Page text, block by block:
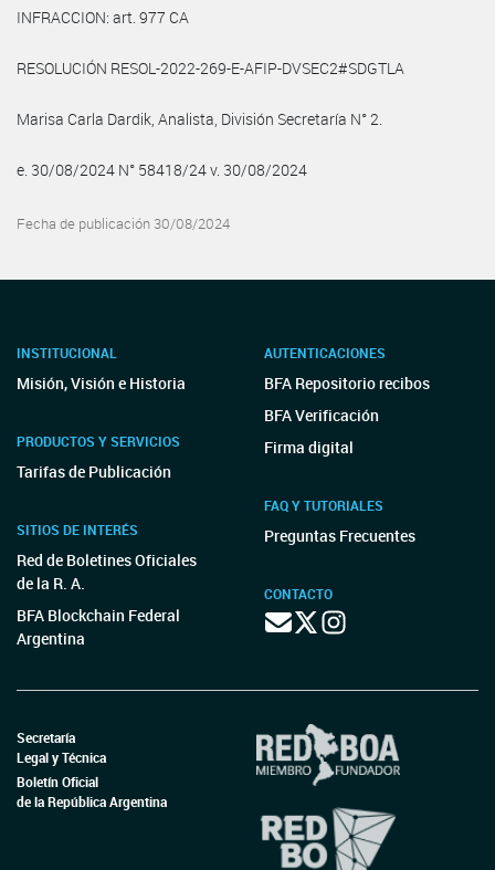
INFRACCION: art. 977 CA
RESOLUCIÓN RESOL-2022-269-E-AFIP-DVSEC2#SDGTLA
Marisa Carla Dardik, Analista, División Secretaría N° 2.
e. 30/08/2024 N° 58418/24 v. 30/08/2024
Fecha de publicación 30/08/2024
INSTITUCIONAL
Misión, Visión e Historia
PRODUCTOS Y SERVICIOS
Tarifas de Publicación
SITIOS DE INTERÉS
Red de Boletines Oficiales
de la R. A.
BFA Blockchain Federal
Argentina
AUTENTICACIONES
BFA Repositorio recibos
BFA Verificación
Firma digital
FAQ Y TUTORIALES
Preguntas Frecuentes
CONTACTO
Secretaría
Legal y Técnica
Boletín Oficial
de la República Argentina